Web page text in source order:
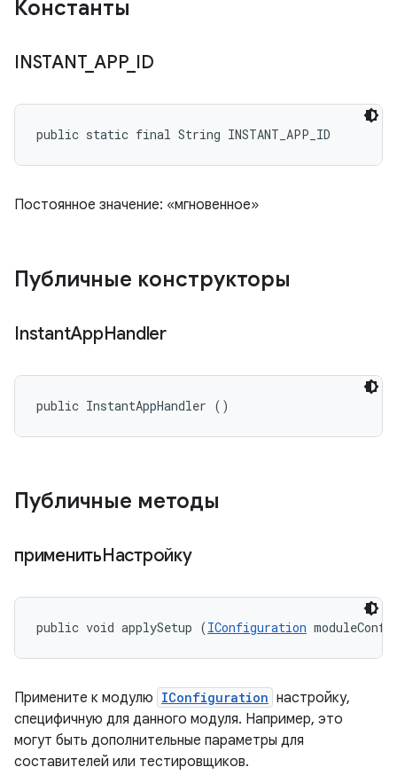
Константы
INSTANT_ APP_ ID
public static final String INSTANT_APP_ID
Постоянное значение: «мгновенное»
Публичные конструкторы
InstantAppHandler
public InstantAppHandler ()
Публичные методы
применитьНастройку
public void applySetup (IConfiguration
Примените к модулю IConfiguration настройку,
специфичную для данного модуля. Например, это
могут быть дополнительные параметры для
составителей или тестировщиков.